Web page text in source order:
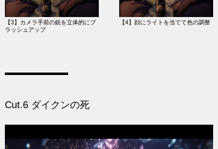
【3】カメラ手前の銃を立体的にブ
ラッシュアップ
【4】顔にライトを当てて色の調整
Cut.6 ダイクンの死